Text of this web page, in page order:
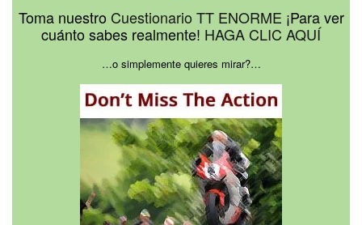
Toma nuestro Cuestionario TT ENORME ¡Para ver
cuánto sabes realmente! HAGA CLIC AQUÍ
…o simplemente quieres mirar?…